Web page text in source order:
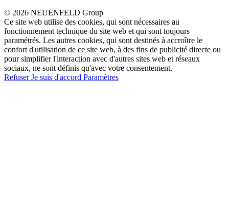
© 2026 NEUENFELD Group
Ce site web utilise des cookies, qui sont nécessaires au
fonctionnement technique du site web et qui sont toujours
paramétrés. Les autres cookies, qui sont destinés à accroître le
confort d'utilisation de ce site web, à des fins de publicité directe ou
pour simplifier l'interaction avec d'autres sites web et réseaux
sociaux, ne sont définis qu'avec votre consentement.
RefuserJe suis d'accord Paramètres